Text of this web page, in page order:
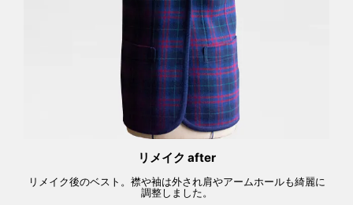
リメイク after
リメイク後のベスト。襟や袖は外され肩やアームホールも綺麗に
調整しました。